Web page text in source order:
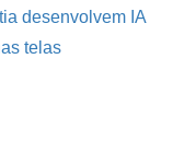
desenvolvem IA
telas